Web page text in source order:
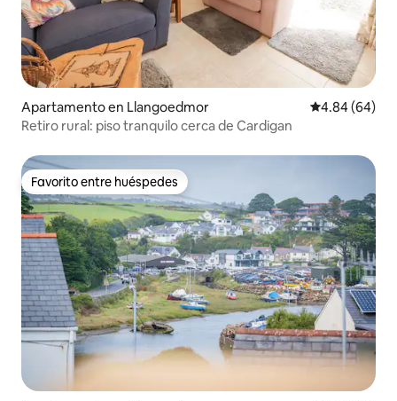
Apartamento en Llangoedmor Calificación
4.84 (64)
Retiro rural: piso tranquilo cerca de Cardigan
Favorito entre huéspedes
Favorito entre huéspedes